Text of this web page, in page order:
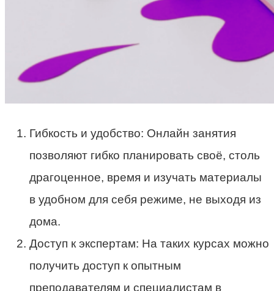
Гибкость и удобство: Онлайн занятия
позволяют гибко планировать своё, столь
драгоценное, время и изучать материалы
в удобном для себя режиме, не выходя из
дома.
Доступ к экспертам: На таких курсах можно
получить доступ к опытным
преподавателям и специалистам в